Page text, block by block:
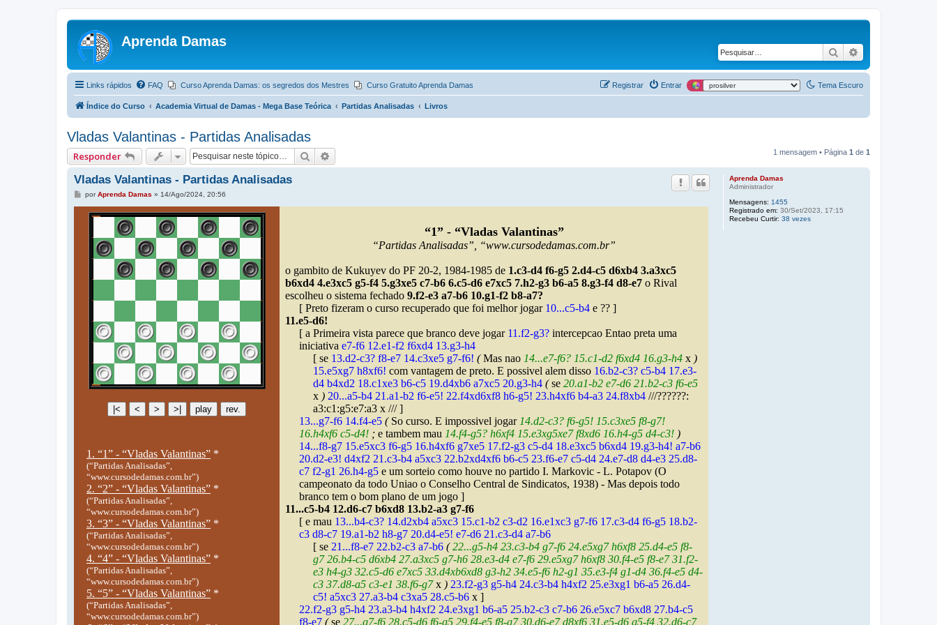
Aprenda Damas
Pesquisar
Links rápidos Tema Escuro
FAQ Curso Aprenda Damas: os segredos dos Mestres Curso Gratuito Aprenda Damas Entrar
Registrar
Índice do Curso Academia Virtual de Damas - Mega Base Teórica Partidas Analisadas Livros
Vladas Valantinas - Partidas Analisadas
Responder Pesquisar 1 mensagem • Página 1 de 1
Aprenda Damas
Administrador
Mensagens: 1455
Registrado em: 30/Set/2023, 17:15
Recebeu Curtir: 38 vezes
Vladas Valantinas - Partidas Analisadas
MporAprenda Damas » 14/Ago/2024, 20:56